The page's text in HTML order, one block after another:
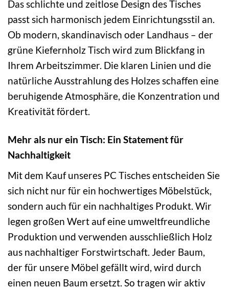
Das schlichte und zeitlose Design des Tisches
passt sich harmonisch jedem Einrichtungsstil an.
Ob modern, skandinavisch oder Landhaus – der
grüne Kiefernholz Tisch wird zum Blickfang in
Ihrem Arbeitszimmer. Die klaren Linien und die
natürliche Ausstrahlung des Holzes schaffen eine
beruhigende Atmosphäre, die Konzentration und
Kreativität fördert.
Mehr als nur ein Tisch: Ein Statement für
Nachhaltigkeit
Mit dem Kauf unseres PC Tisches entscheiden Sie
sich nicht nur für ein hochwertiges Möbelstück,
sondern auch für ein nachhaltiges Produkt. Wir
legen großen Wert auf eine umweltfreundliche
Produktion und verwenden ausschließlich Holz
aus nachhaltiger Forstwirtschaft. Jeder Baum,
der für unsere Möbel gefällt wird, wird durch
einen neuen Baum ersetzt. So tragen wir aktiv